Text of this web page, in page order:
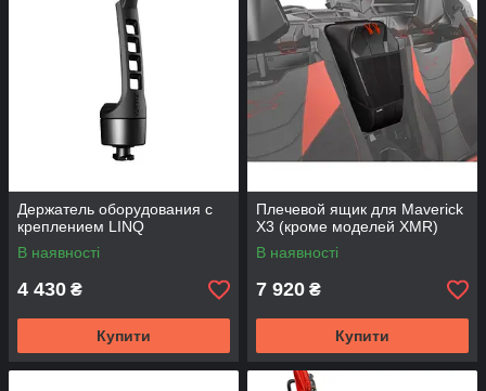
Держатель оборудования с
креплением LINQ
В наявності
4 430 ₴
Купити
Плечевой ящик для Maverick
X3 (кроме моделей XMR)
В наявності
7 920 ₴
Купити